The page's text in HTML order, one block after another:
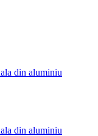
din aluminiu
din aluminiu